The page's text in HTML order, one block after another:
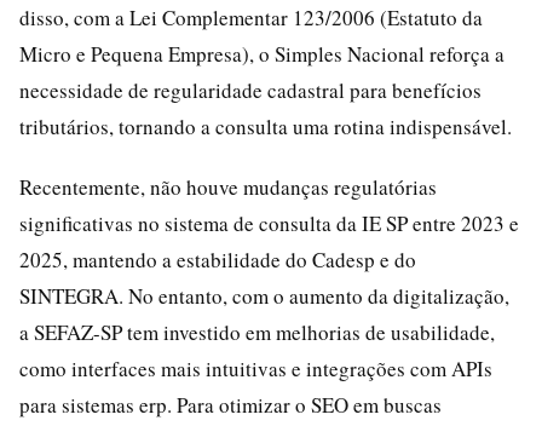
disso, com a Lei Complementar 123/2006 (Estatuto da
Micro e Pequena Empresa), o Simples Nacional reforça a
necessidade de regularidade cadastral para benefícios
tributários, tornando a consulta uma rotina indispensável.
Recentemente, não houve mudanças regulatórias
significativas no sistema de consulta da IE SP entre 2023 e
2025, mantendo a estabilidade do Cadesp e do
SINTEGRA. No entanto, com o aumento da digitalização,
a SEFAZ-SP tem investido em melhorias de usabilidade,
como interfaces mais intuitivas e integrações com APIs
para sistemas erp. Para otimizar o SEO em buscas